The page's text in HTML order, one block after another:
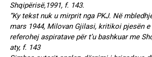
Shqipërisë,1991, f. 143.
“Ky tekst nuk u mirprit nga PKJ. Në
mars 1944, Milovan Gjilasi, kritikoi pjesën
referohej aspiratave për t’u bashkuar me
aty, f. 143